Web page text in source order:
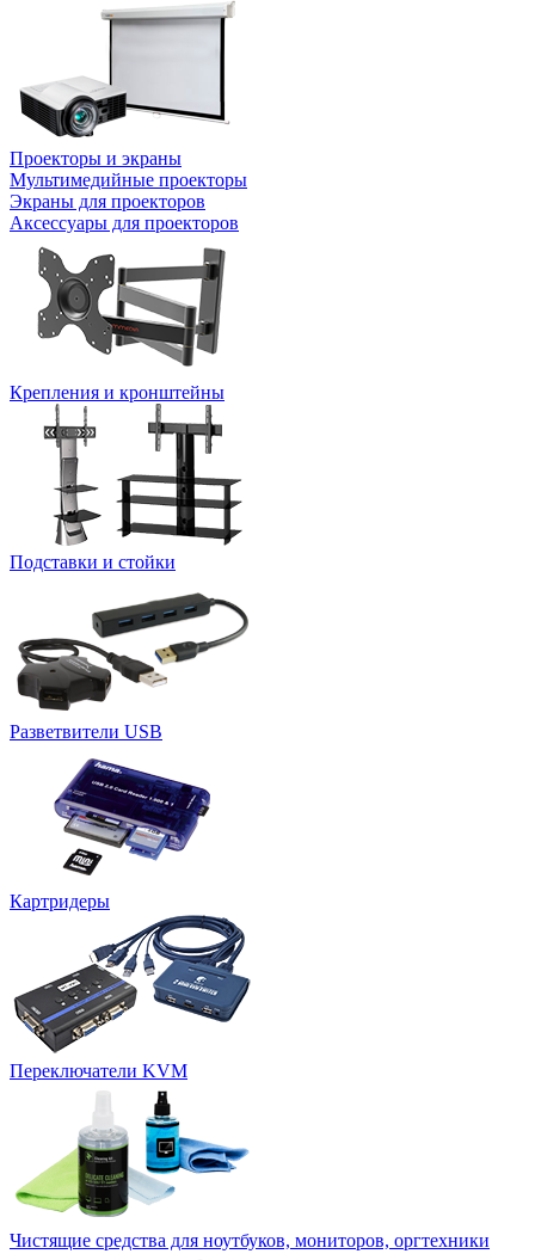
Проекторы и экраны
Мультимедийные проекторы
Экраны для проекторов
Аксессуары для проекторов
Крепления и кронштейны
Подставки и стойки
Разветвители USB
Картридеры
Переключатели KVM
Чистящие средства для ноутбуков, мониторов, оргтехники